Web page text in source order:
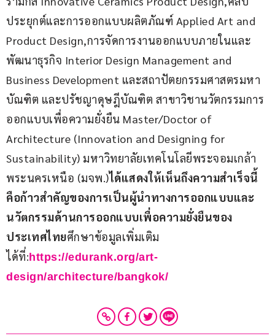
ประยุกต์และการออกแบบผลิตภัณฑ์ Applied Art and
Product Design,การจัดการงานออกแบบภายในและ
พัฒนาธุรกิจ Interior Design Management and
Business Development และสถาปัตยกรรมศาสตรมหา
บัณฑิต และปรัชญาดุษฎีบัณฑิต สาขาวิชานวัตกรรมการ
ออกแบบเพื่อความยั่งยืน Master/Doctor of
Architecture (Innovation and Designing for
Sustainability) มหาวิทยาลัยเทคโนโลยีพระจอมเกล้า
พระนครเหนือ (มจพ.)ได้แสดงให้เห็นถึงความสำเร็จนี้
คือก้าวสำคัญของการเป็นผู้นำทางการออกแบบและ
นวัตกรรมด้านการออกแบบเพื่อความยั่งยืนของ
ประเทศไทยศึกษาข้อมูลเพิ่มเติม
ได้ที่: https://edurank.org/art-
design/architecture/bangkok/